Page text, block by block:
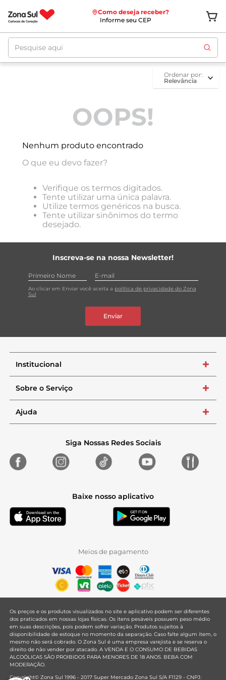
Como deseja receber?
Informe seu CEP
Pesquise aqui
ordenar por
Relevância
OOPS!
Nenhum produto encontrado
O que eu devo fazer?
Verifique os termos digitados.
Tente utilizar uma única palavra.
Utilize termos genéricos na busca.
Tente utilizar sinônimos do termo
desejado.
Inscreva-se na nossa Newsletter!
Ao clicar em Enviar você aceita a política de privacidade do Zona
Sul
Enviar
Institucional +
Sobre o Serviço +
Ajuda +
Siga Nossas Redes Sociais
Baixe nosso aplicativo
Meios de pagamento
Os preços e os produtos visualizados no site e aplicativo podem ser diferentes
dos praticados em nossas lojas físicas. Os itens pesáveis possuem peso médio
em suas descrições, pois podem sofrer variação. Produtos sujeitos à
disponibilidade de estoque no momento da separação. Caso falte algum item, o
mesmo não será cobrado. O Zona Sul é uma empresa varejista e se reserva o
direito de não vender por atacado. A VENDA E O CONSUMO DE BEBIDAS
ALCOÓLICAS SÃO PROIBIDOS PARA MENORES DE 18 ANOS. BEBA COM
MODERAÇÃO.
Copyright© Zona Sul 1996 - 2017 Super Mercado Zona Sul S/A F1129 - CNPJ: